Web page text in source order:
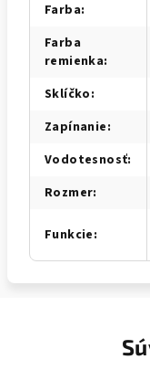
Farba:
Farba
remienka:
Sklíčko:
Zapínanie:
Vodotesnosť:
Rozmer:
Funkcie: